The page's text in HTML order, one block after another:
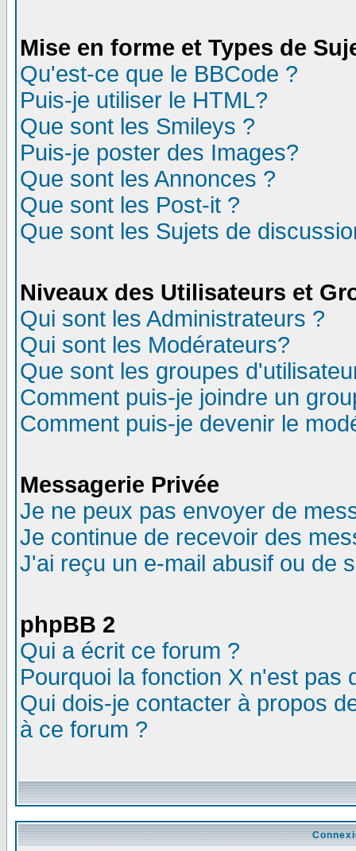
Mise en forme et Types de
Qu'est-ce que le BBCode ?
Puis-je utiliser le HTML?
Que sont les Smileys ?
Puis-je poster des Images?
Que sont les Annonces ?
Que sont les Post-it ?
Que sont les Sujets de
Niveaux des Utilisateurs et
Qui sont les Administrateurs ?
Qui sont les Modérateurs?
Que sont les groupes
Comment puis-je joindre un
Comment puis-je devenir le
Messagerie Privée
Je ne peux pas envoyer de
Je continue de recevoir des
J'ai reçu un e-mail abusif ou de
phpBB 2
Qui a écrit ce forum ?
Pourquoi la fonction X n'est pas
Qui dois-je contacter à propos
à ce forum ?